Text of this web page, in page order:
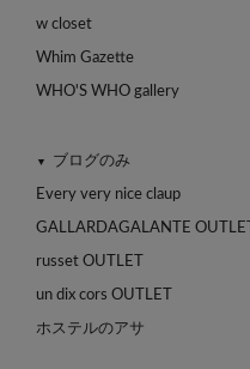
w closet
Whim Gazette
WHO'S WHO gallery
▼ ブログのみ
Every very nice claup
GALLARDAGALANTE OUTLET
russet OUTLET
un dix cors OUTLET
ホステルのアサ